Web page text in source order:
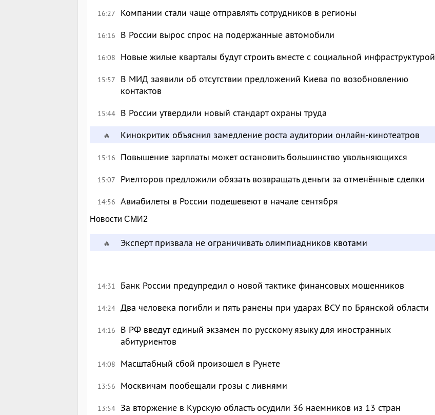
16:27 Компании стали чаще отправлять сотрудников в регионы
16:16 В России вырос спрос на подержанные автомобили
16:08 Новые жилые кварталы будут строить вместе с социальной инфраструктурой
15:57
В МИД заявили об отсутствии предложений Киева по возобновлению
контактов
15:44 В России утвердили новый стандарт охраны труда
🔥 Кинокритик объяснил замедление роста аудитории онлайн-кинотеатров
15:16 Повышение зарплаты может остановить большинство увольняющихся
15:07 Риелторов предложили обязать возвращать деньги за отменённые сделки
14:56 Авиабилеты в России подешевеют в начале сентября
Новости СМИ2
🔥 Эксперт призвала не ограничивать олимпиадников квотами
14:31 Банк России предупредил о новой тактике финансовых мошенников
14:24 Два человека погибли и пять ранены при ударах ВСУ по Брянской области
14:16
В РФ введут единый экзамен по русскому языку для иностранных
абитуриентов
14:08 Масштабный сбой произошел в Рунете
13:56 Москвичам пообещали грозы с ливнями
13:54 За вторжение в Курскую область осудили 36 наемников из 13 стран